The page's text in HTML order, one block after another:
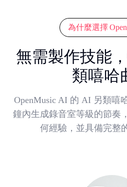
為什麼選擇
無需製作技能
類嘻哈
OpenMusic AI 的 AI 另類嘻
鐘內生成錄音室等級的節奏
何經驗，並具備完整